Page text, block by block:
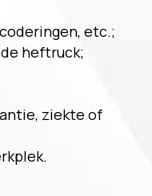
etc.;
heftruck;
ziekte of